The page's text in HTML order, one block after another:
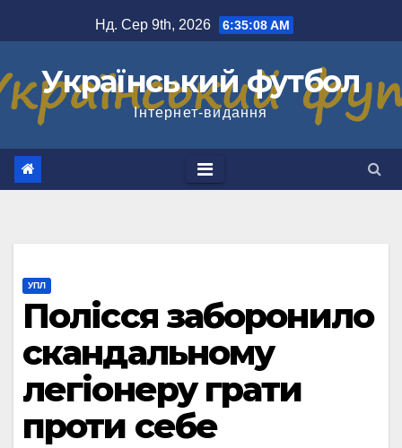
до
Нд. Сер 9th, 2026 6:35:09 AM
Український футбол
Інтернет-видання
УПЛ
Полісся заборонило
скандальному
легіонеру грати
проти себе